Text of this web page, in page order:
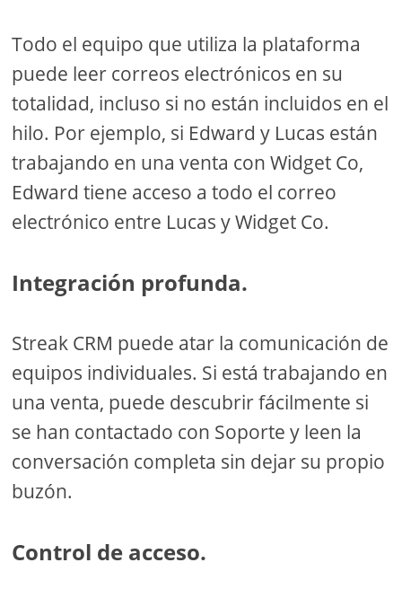
Todo el equipo que utiliza la plataforma
puede leer correos electrónicos en su
totalidad, incluso si no están incluidos en el
hilo. Por ejemplo, si Edward y Lucas están
trabajando en una venta con Widget Co,
Edward tiene acceso a todo el correo
electrónico entre Lucas y Widget Co.
Integración profunda.
Streak CRM puede atar la comunicación de
equipos individuales. Si está trabajando en
una venta, puede descubrir fácilmente si
se han contactado con Soporte y leen la
conversación completa sin dejar su propio
buzón.
Control de acceso.